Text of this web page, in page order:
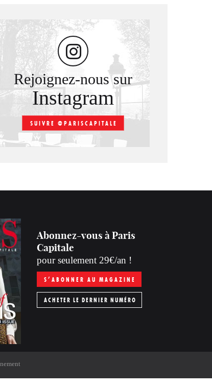
Rejoignez-nous sur
Instagram
SUIVRE @PARISCAPITALE
Abonnez-vous à Paris
Capitale
pour seulement 29€/an !
S’ABONNER AU MAGAZINE
ACHETER LE DERNIER NUMÉRO